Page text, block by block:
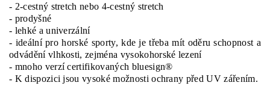
- 2-cestný stretch nebo 4-cestný stretch
- prodyšné
- lehké a univerzální
- ideální pro horské sporty, kde je třeba mít oděru schopnost a
odvádění vlhkosti, zejména vysokohorské lezení
- mnoho verzí certifikovaných bluesign®
- K dispozici jsou vysoké možnosti ochrany před UV zářením.